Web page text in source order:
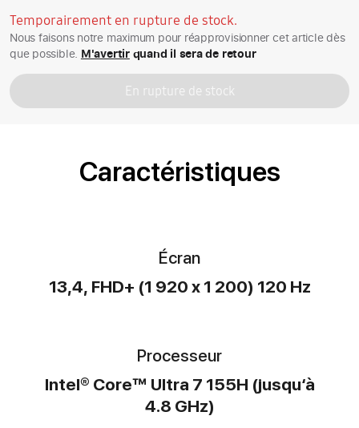
Temporairement en rupture de stock.
Nous faisons notre maximum pour réapprovisionner cet article dès
que possible. M'avertirquand il sera de retour
En rupture de stock
Caractéristiques
Écran
13,4, FHD+ (1 920 x 1 200) 120 Hz
Processeur
Intel® Core™ Ultra 7 155H (jusqu‘à
4.8 GHz)